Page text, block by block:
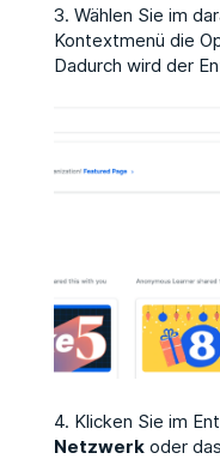
3. Wählen Sie im
Kontextmenü die
Dadurch wird der
4. Klicken Sie im
Netzwerkoder